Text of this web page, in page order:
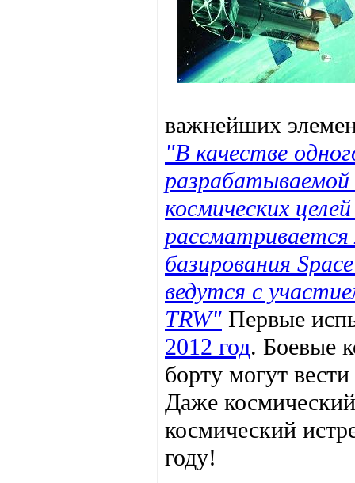
важнейших
"В качестве
космических
рассматривается
базирования
ведутся с
TRW" Первые
2012 год. Боевые
борту могут
Даже
космический
году!